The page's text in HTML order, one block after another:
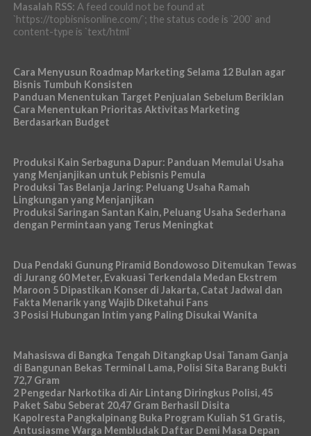
Masalah RSS: A feed could not be found at
`https://topbisnisonline.com/`; the status code is `200` and
content-type is `text/html`
Cara Menyusun Roadmap Marketing Selama 12 Bulan agar
Bisnis Tumbuh Konsisten
Panduan Menentukan Target Penjualan Sebelum Beriklan
Cara Menentukan Prioritas Aktivitas Marketing
Berdasarkan Budget
Produksi Kain Serbaguna Dapur: Panduan Memulai Usaha
yang Menjanjikan untuk Pebisnis Pemula
Produksi Tas Belanja Jaring: Peluang Usaha Ramah
Lingkungan yang Menjanjikan
Produksi Saringan Santan Kain, Peluang Usaha Sederhana
dengan Permintaan yang Terus Meningkat
Dua Pendaki Gunung Piramid Bondowoso Ditemukan Tewas
di Jurang 60 Meter, Evakuasi Terkendala Medan Ekstrem
Maroon 5 Dipastikan Konser di Jakarta, Catat Jadwal dan
Fakta Menarik yang Wajib Diketahui Fans
3 Posisi Hubungan Intim yang Paling Disukai Wanita
Mahasiswa di Bangka Tengah Ditangkap Usai Tanam Ganja
di Bangunan Bekas Terminal Lama, Polisi Sita Barang Bukti
72,7 Gram
2 Pengedar Narkotika di Air Lintang Diringkus Polisi, 45
Paket Sabu Seberat 20,47 Gram Berhasil Disita
Kapolresta Pangkalpinang Buka Program Kuliah S1 Gratis,
Antusiasme Warga Membludak Daftar Demi Masa Depan